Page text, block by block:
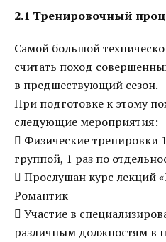
2.1 Тренировочный
Самой большой
считать поход
в предшествующий сезон.
При подготовке к этому
следующие мероприятия:
 Физические тренировки
группой, 1 раз по
 Прослушан курс лекций
Романтик
 Участие в
различным должностям в